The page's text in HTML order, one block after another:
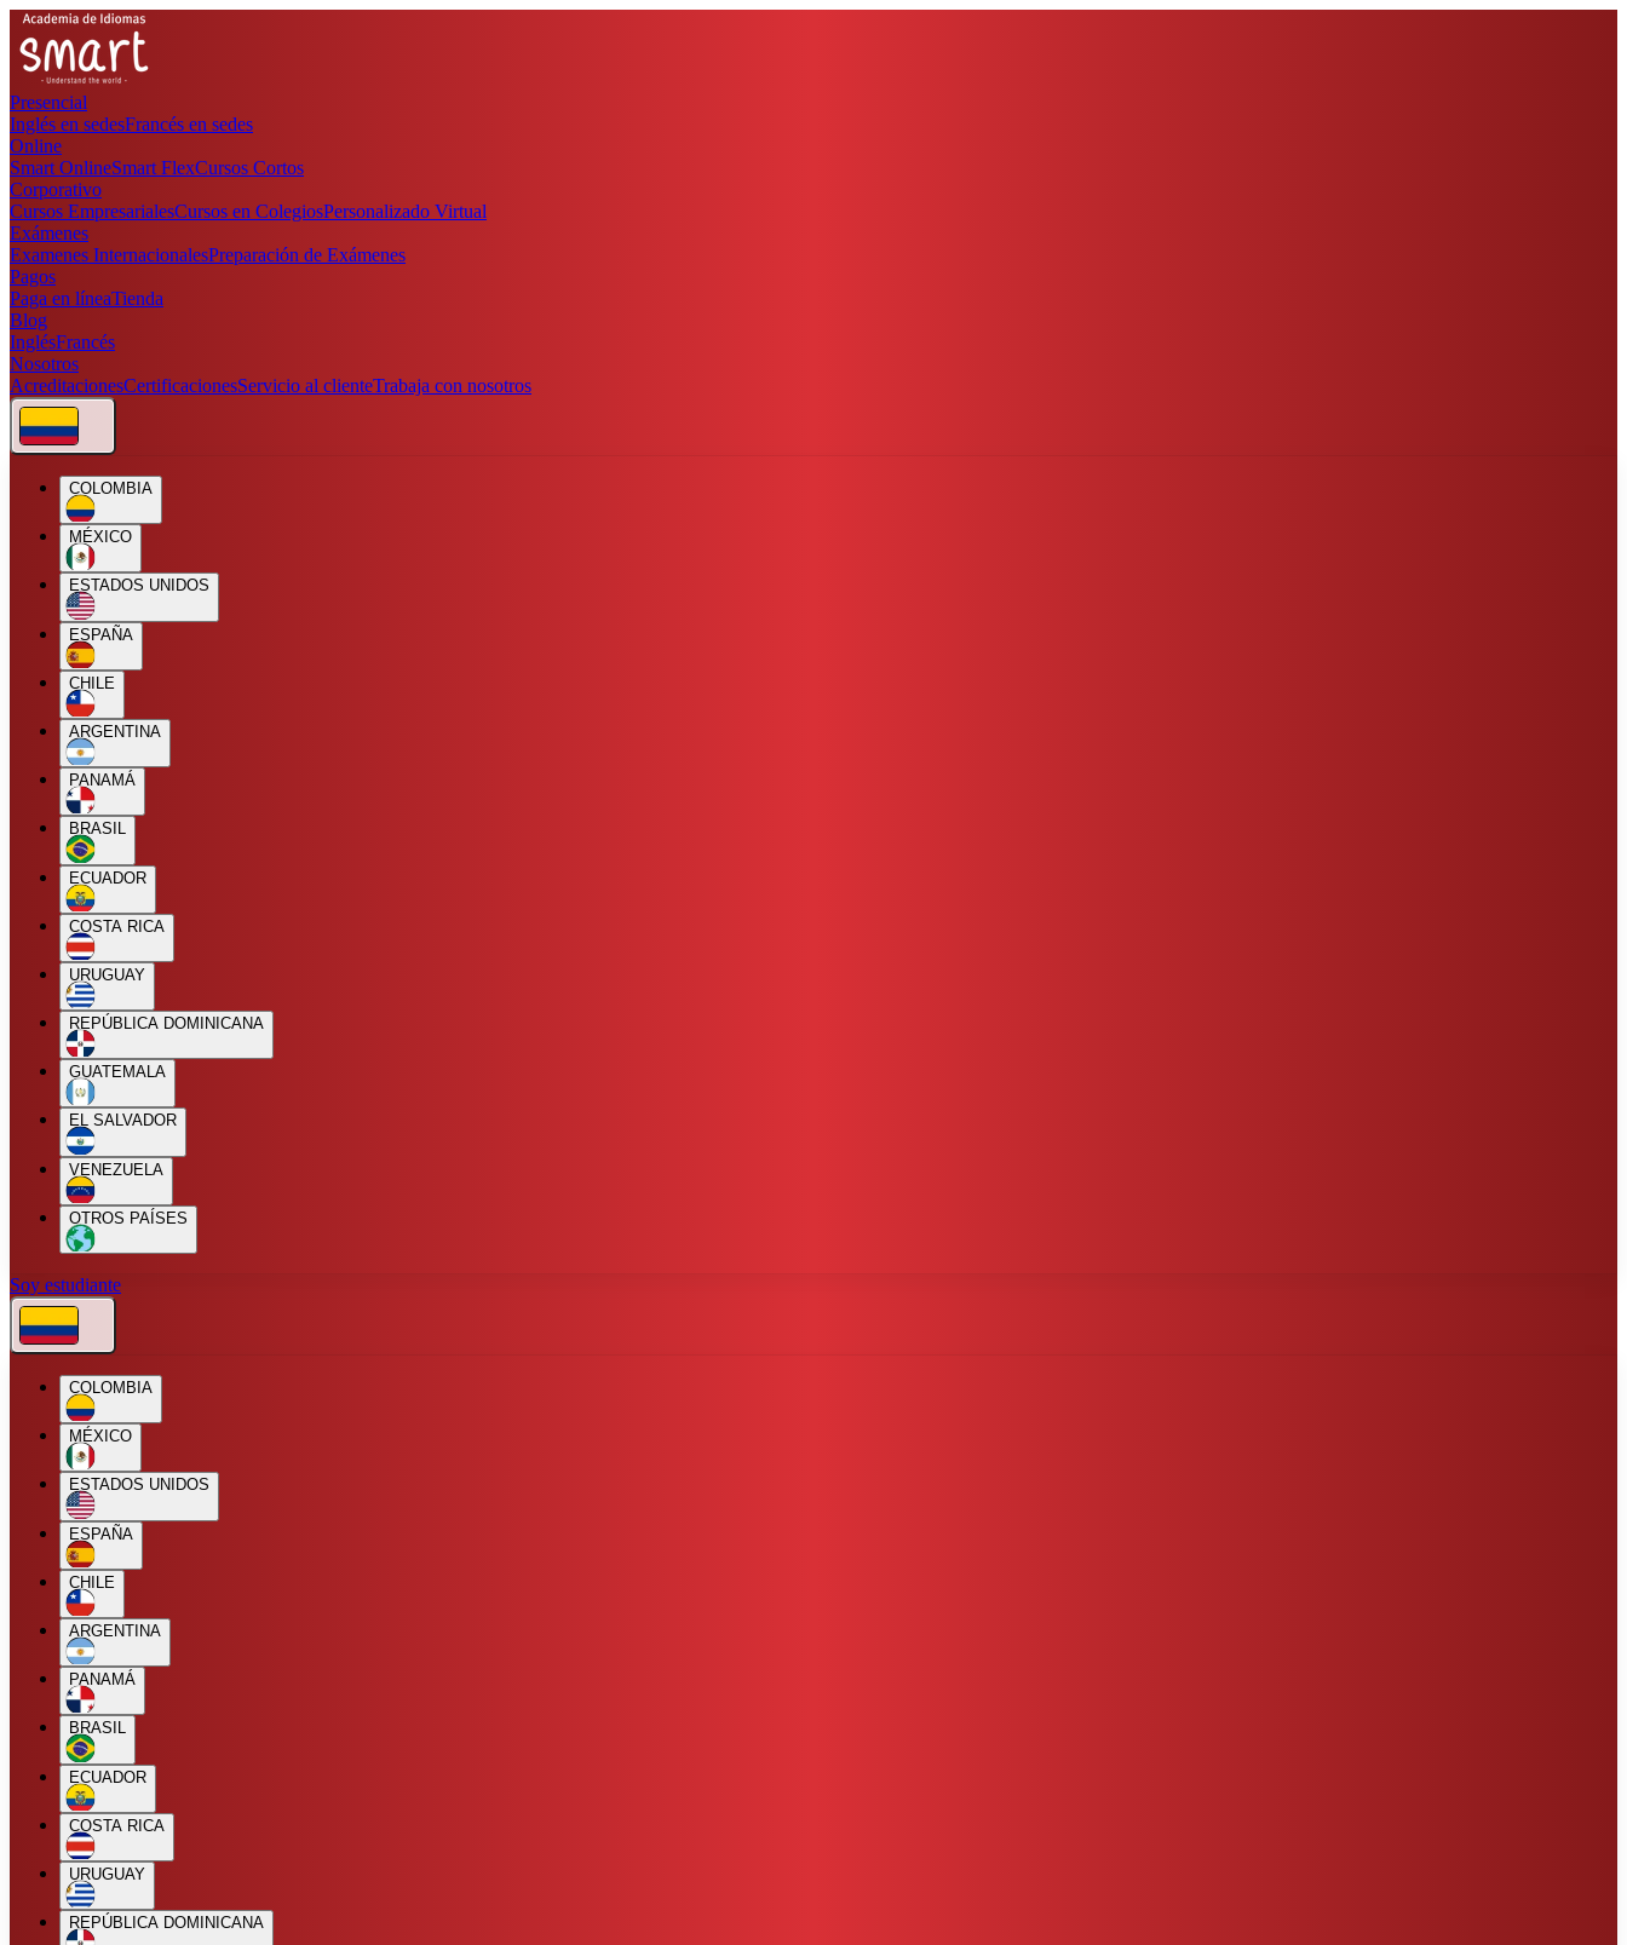
Presencial
Inglés en sedesFrancés en sedes
Online
Smart OnlineSmart FlexCursos Cortos
Corporativo
Cursos EmpresarialesCursos en ColegiosPersonalizado Virtual
Exámenes
Examenes InternacionalesPreparación de Exámenes
Pagos
Paga en líneaTienda
Blog
InglésFrancés
Nosotros
AcreditacionesCertificacionesServicio al clienteTrabaja con nosotros
COLOMBIA
MÉXICO
ESTADOS UNIDOS
ESPAÑA
CHILE
ARGENTINA
PANAMÁ
BRASIL
ECUADOR
COSTA RICA
URUGUAY
REPÚBLICA DOMINICANA
GUATEMALA
EL SALVADOR
VENEZUELA
OTROS PAÍSES
Soy estudiante
COLOMBIA
MÉXICO
ESTADOS UNIDOS
ESPAÑA
CHILE
ARGENTINA
PANAMÁ
BRASIL
ECUADOR
COSTA RICA
URUGUAY
REPÚBLICA DOMINICANA